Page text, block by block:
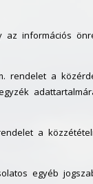
az információs
rendelet a
rendelet a
egyéb